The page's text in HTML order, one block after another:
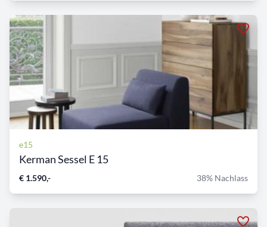
e15
Kerman Sessel E 15
€ 1.590,- 38% Nachlass